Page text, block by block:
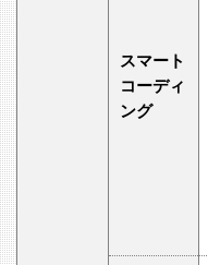
スマート
コーディ
ング